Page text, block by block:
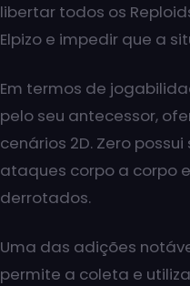
libertar todos os
Elpizo e impedir que a
Em termos de
pelo seu antecessor,
cenários 2D. Zero
ataques corpo a corpo
derrotados.
Uma das adições
permite a coleta e